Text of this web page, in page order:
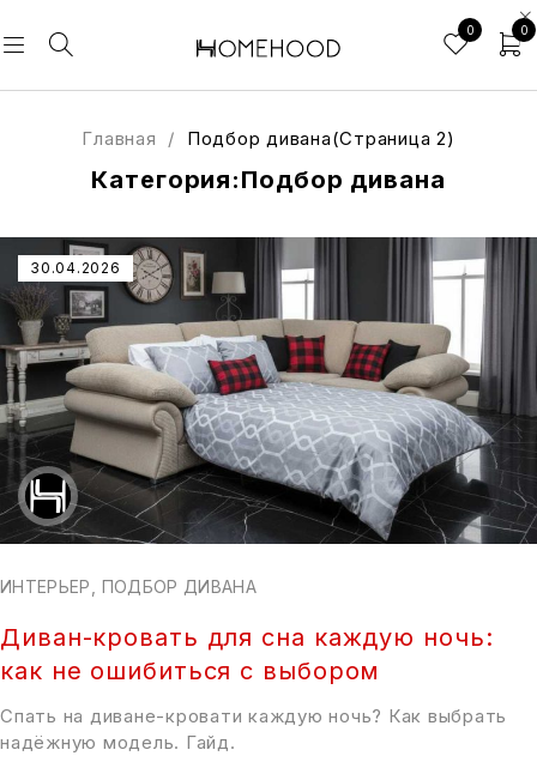
0 0
Категория:Подбор дивана
Главная / Подбор дивана(Страница 2)
30.04.2026
ИНТЕРЬЕР ПОДБОР ДИВАНА
Диван-кровать для сна каждую ночь:
как не ошибиться с выбором
Спать на диване-кровати каждую ночь? Как выбрать
надёжную модель. Гайд.